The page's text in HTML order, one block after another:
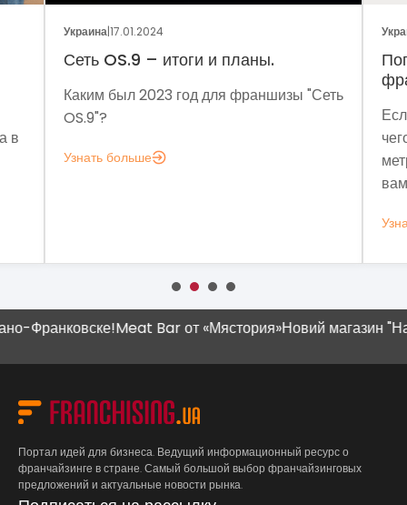
в
Украина|17.01.2024
Сеть OS.9 – итоги и планы.
Каким был 2023 год для франшизы "Сеть
OS.9"?
Узнать больше
Meat Bar от «Мястория»Новий магазин "Наш
Портал идей для бизнеса. Ведущий информационный ресурс о
франчайзинге в стране. Самый большой выбор франчайзинговых
предложений и актуальные новости рынка.